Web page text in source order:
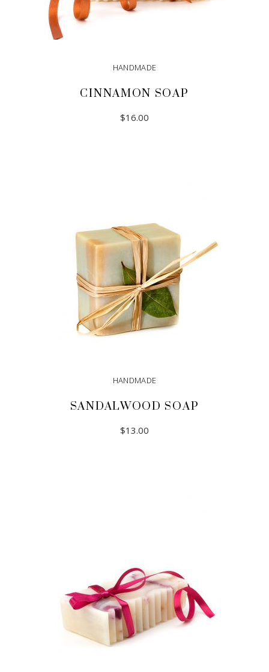
HANDMADE
CINNAMON SOAP
$16.00
HANDMADE
SANDALWOOD SOAP
$13.00